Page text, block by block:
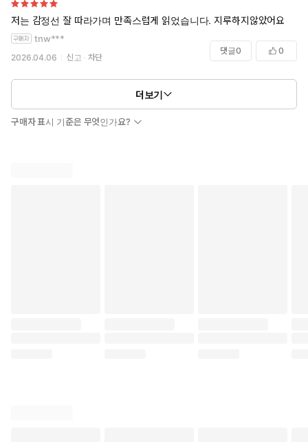
저는 감정선 잘 따라가며 만족스럽게 읽었습니다. 지루하지않았어요
tnw***
2026.04.06 신고 차단
댓글0 0
더보기
구매자 표시 기준은 무엇인가요?